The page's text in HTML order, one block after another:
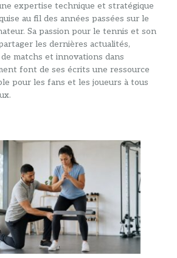
expertise technique et stratégique
au fil des années passées sur le
Sa passion pour le tennis et son
les dernières actualités,
de matchs et innovations dans
font de ses écrits une ressource
pour les fans et les joueurs à tous